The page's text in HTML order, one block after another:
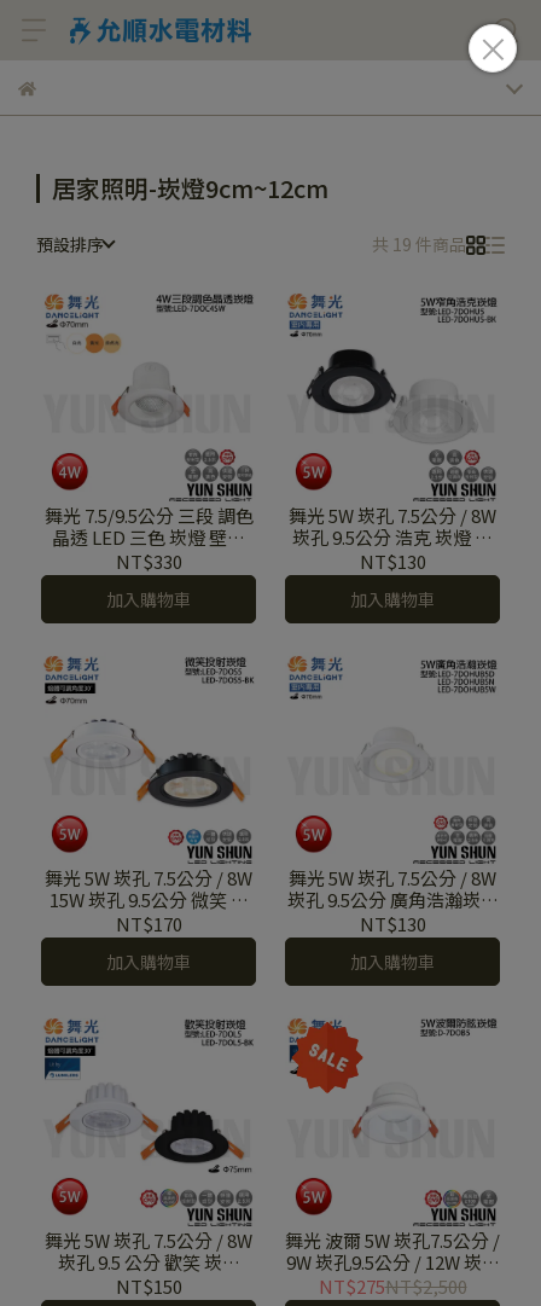
居家照明-崁燈9cm~12cm
預設排序 共 19 件商品
舞光 7.5/9.5公分 三段 調色
晶透 LED 三色 崁燈 壁切
LED-7 DOC4 SW / LED-9
DOC7 SW
NT$330
加入購物車
舞光 5W 崁孔 7.5公分 / 8W
崁孔 9.5公分 浩克 崁燈 窄
角浩克崁燈 LED-7 DOHU5
/ LED-9 DOHU8
NT$130
加入購物車
舞光 5W 崁孔 7.5公分 / 8W
15W 崁孔 9.5公分 微笑 崁
燈 可調角度 全電壓 LED-
7DO S5 / LED-9DO S8 /
LED-9DO S15
NT$170
加入購物車
舞光 5W 崁孔 7.5公分 / 8W
崁孔 9.5公分 廣角浩瀚崁燈
基礎照明 120° 發光角度
LED-7DO HUB5 / LED-
9DO HUB8
NT$130
加入購物車
舞光 5W 崁孔 7.5公分 / 8W
崁孔 9.5 公分 歡笑 崁燈
LED-7DO L5 / LED-9DO L8
NT$150
舞光 波爾 5W 崁孔7.5公分 /
9W 崁孔9.5公分 / 12W 崁孔
12公分 防眩 崁燈 D-7DO
NT$275NT$2,500